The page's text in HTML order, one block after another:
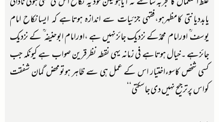
یابددیانتی کامظہرہو،فقہی جزئیات سے اندازہ ہوتاہے کہ ایسانکاح امام
یوسف ؒ اورامام محمدؒکے نزدیک جائزنہیں ہے ،اورامام ابوحنیفہ ؒ کے نزدیک
جائزہے ۔خیال ہوتاہے فی زمانہ یہی نقطہ نظرقرین صواب ہے کیونکہ جب
کسی شخص کاسوءاختیار اس کے عمل ہی سے ظاہر ہوتومحض گمان شفقت
کواس پرترجیح نہیں دی جاسکتی‘‘